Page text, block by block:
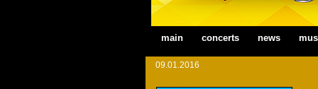
main concerts news
09.01.2016